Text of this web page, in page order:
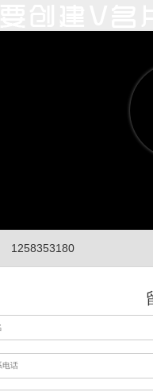
1258353180